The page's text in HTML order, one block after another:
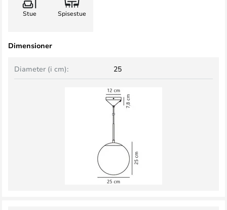
Stue Spisestue
Dimensioner
Diameter (i cm): 25